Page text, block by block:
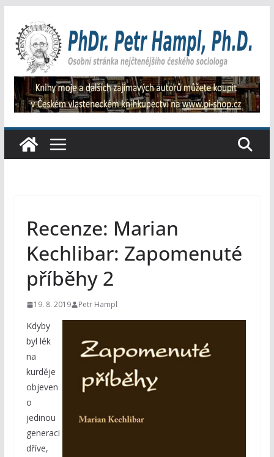
obsah
Recenze: Marian
Kechlibar: Zapomenuté
příběhy 2
19. 8. 2019 Petr Hampl
Kdyby
byl lék
na
kurděje
objeven
o
jedinou
generaci
dříve,